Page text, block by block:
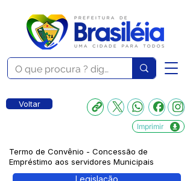
Voltar
Imprimir
Termo de Convênio - Concessão de
Empréstimo aos servidores Municipais
Legislação